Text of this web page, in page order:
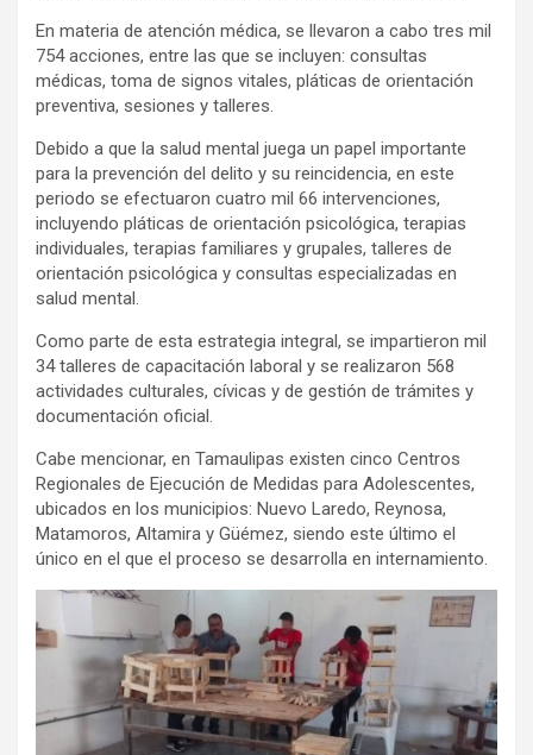
En materia de atención médica, se llevaron a cabo tres mil
754 acciones, entre las que se incluyen: consultas
médicas, toma de signos vitales, pláticas de orientación
preventiva, sesiones y talleres.
Debido a que la salud mental juega un papel importante
para la prevención del delito y su reincidencia, en este
periodo se efectuaron cuatro mil 66 intervenciones,
incluyendo pláticas de orientación psicológica, terapias
individuales, terapias familiares y grupales, talleres de
orientación psicológica y consultas especializadas en
salud mental.
Como parte de esta estrategia integral, se impartieron mil
34 talleres de capacitación laboral y se realizaron 568
actividades culturales, cívicas y de gestión de trámites y
documentación oficial.
Cabe mencionar, en Tamaulipas existen cinco Centros
Regionales de Ejecución de Medidas para Adolescentes,
ubicados en los municipios: Nuevo Laredo, Reynosa,
Matamoros, Altamira y Güémez, siendo este último el
único en el que el proceso se desarrolla en internamiento.